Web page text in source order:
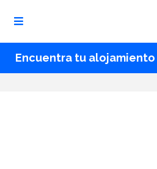
Encuentra tu alojamiento